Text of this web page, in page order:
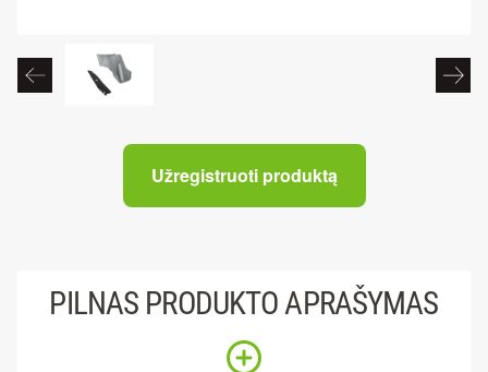
Užregistruoti produktą
PILNAS PRODUKTO APRAŠYMAS